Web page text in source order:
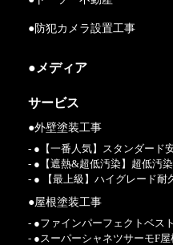
●防犯カメラ設置工事
●メディア
サービス
●外壁塗装工事
- ●【一番人気】スタンダード
- ●【遮熱&超低汚染】超低汚
- ● 【最上級】ハイグレード耐
●屋根塗装工事
- ●ファインパーフェクトベス
- ●スーパーシャネツサーモF